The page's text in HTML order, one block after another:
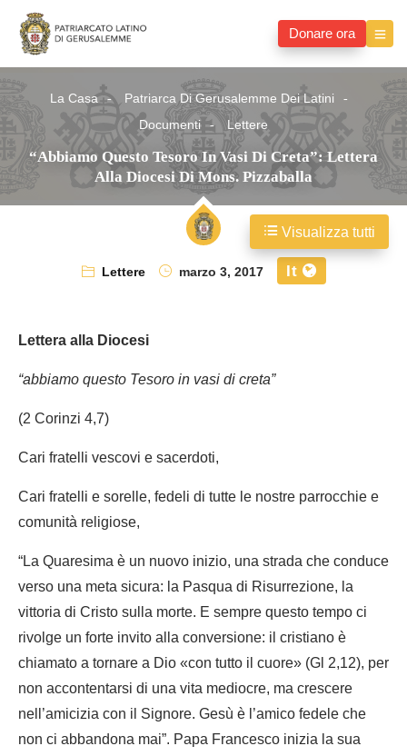
Donare ora
La Casa
Patriarca Di Gerusalemme Dei Latini
Documenti
Lettere
“Abbiamo Questo Tesoro In Vasi Di Creta”: Lettera
Alla Diocesi Di Mons. Pizzaballa
Lettere marzo 3, 2017 It
Lettera alla Diocesi
“abbiamo questo Tesoro in vasi di creta”
(2 Corinzi 4,7)
Cari fratelli vescovi e sacerdoti,
Cari fratelli e sorelle, fedeli di tutte le nostre parrocchie e
comunità religiose,
“La Quaresima è un nuovo inizio, una strada che conduce
verso una meta sicura: la Pasqua di Risurrezione, la
vittoria di Cristo sulla morte. E sempre questo tempo ci
rivolge un forte invito alla conversione: il cristiano è
chiamato a tornare a Dio «con tutto il cuore» (Gl 2,12), per
non accontentarsi di una vita mediocre, ma crescere
nell’amicizia con il Signore. Gesù è l’amico fedele che
non ci abbandona mai”. Papa Francesco inizia la sua
Visualizza tutti